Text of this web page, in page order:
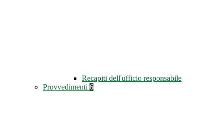
Recapiti dell'ufficio responsabile
Provvedimenti 6